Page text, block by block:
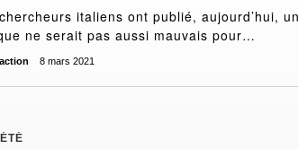
italiens ont publié, aujourd’hui,
ne serait pas aussi mauvais pour…
8 mars 2021